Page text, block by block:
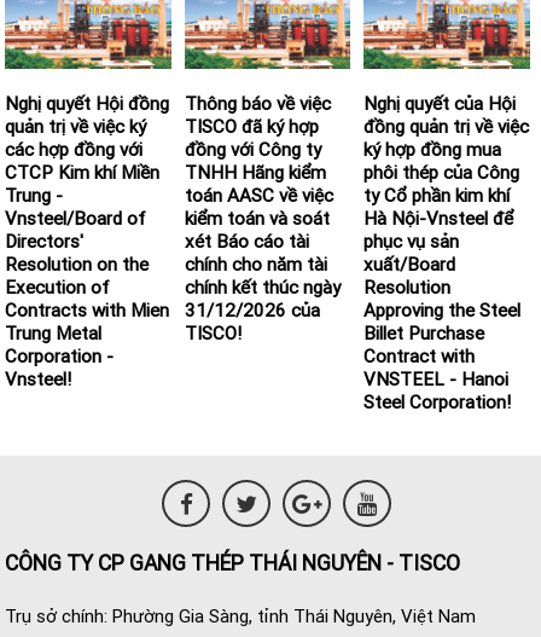
Nghị quyết Hội đồng
quản trị về việc ký
các hợp đồng với
CTCP Kim khí Miền
Trung -
Vnsteel/Board of
Directors'
Resolution on the
Execution of
Contracts with Mien
Trung Metal
Corporation -
Vnsteel!
Thông báo về việc
TISCO đã ký hợp
đồng với Công ty
TNHH Hãng kiểm
toán AASC về việc
kiểm toán và soát
xét Báo cáo tài
chính cho năm tài
chính kết thúc ngày
31/12/2026 của
TISCO!
Nghị quyết của Hội
đồng quản trị về việc
ký hợp đồng mua
phôi thép của Công
ty Cổ phần kim khí
Hà Nội-Vnsteel để
phục vụ sản
xuất/Board
Resolution
Approving the Steel
Billet Purchase
Contract with
VNSTEEL - Hanoi
Steel Corporation!
CÔNG TY CP GANG THÉP THÁI NGUYÊN - TISCO
Trụ sở chính: Phường Gia Sàng, tỉnh Thái Nguyên, Việt Nam